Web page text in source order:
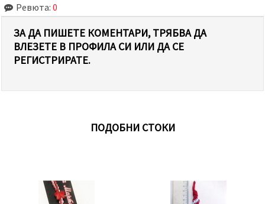
Ревюта: 0
ЗА ДА ПИШЕТЕ КОМЕНТАРИ, ТРЯБВА ДА
ВЛЕЗЕТЕ В ПРОФИЛА СИ ИЛИ ДА СЕ
РЕГИСТРИРАТЕ.
ПОДОБНИ СТОКИ